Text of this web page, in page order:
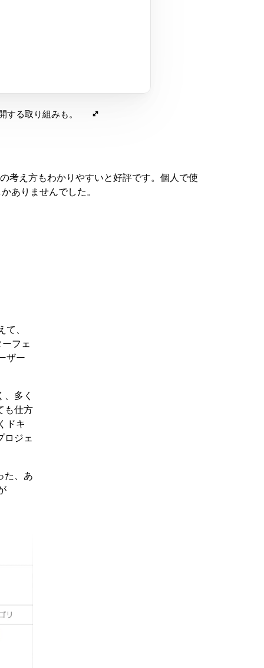
る取り組みも。
考え方もわかりやすいと好評です。個人で使
ありませんでした。
、
フェ
ザー
多く
も仕方
ドキ
ロジェ
た、あ